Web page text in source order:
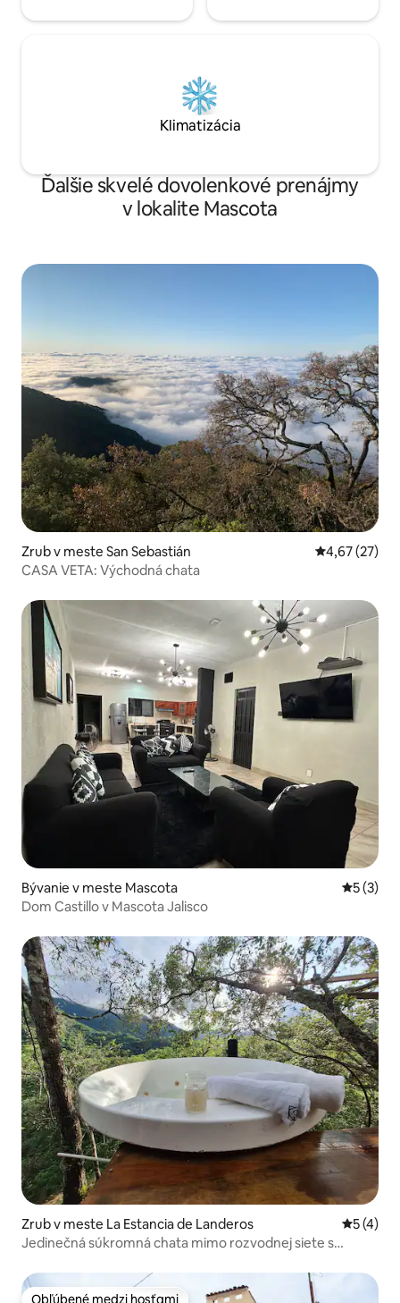
Klimatizácia
Ďalšie skvelé dovolenkové prenájmy
v lokalite Mascota
Zrub v meste San Sebastián Priemerné
4,67 (27)
CASA VETA: Východná chata
Bývanie v meste Mascota
5 (3)
Dom Castillo v Mascota Jalisco
Zrub v meste La Estancia de Landeros
5 (4)
Jedinečná súkromná chata mimo rozvodnej siete s
Obľúbené medzi hosťami